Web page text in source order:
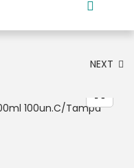
NEXT